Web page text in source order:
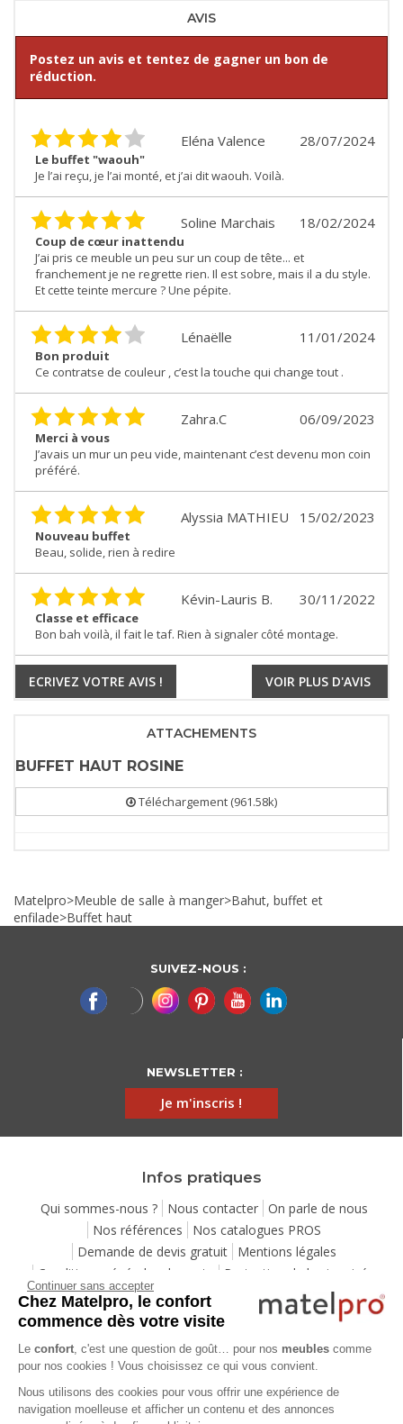
AVIS
Postez un avis et tentez de gagner un bon de
réduction.
28/07/2024
Eléna Valence
Le buffet "waouh"
Je l’ai reçu, je l’ai monté, et j’ai dit waouh. Voilà.
18/02/2024
Soline Marchais
Coup de cœur inattendu
J’ai pris ce meuble un peu sur un coup de tête... et
franchement je ne regrette rien. Il est sobre, mais il a du style.
Et cette teinte mercure ? Une pépite.
11/01/2024
Lénaëlle
Bon produit
Ce contratse de couleur , c’est la touche qui change tout .
06/09/2023
Zahra.C
Merci à vous
J’avais un mur un peu vide, maintenant c’est devenu mon coin
préféré.
15/02/2023
Alyssia MATHIEU
Nouveau buffet
Beau, solide, rien à redire
30/11/2022
Kévin-Lauris B.
Classe et efficace
Bon bah voilà, il fait le taf. Rien à signaler côté montage.
ECRIVEZ VOTRE AVIS ! VOIR PLUS D'AVIS
ATTACHEMENTS
BUFFET HAUT ROSINE
Téléchargement (961.58k)
Matelpro>Meuble de salle à manger>Bahut, buffet et
enfilade>Buffet haut
SUIVEZ-NOUS :
NEWSLETTER :
Je m'inscris !
Infos pratiques
Qui sommes-nous ? Nous contacter
On parle de nous
Nos références
Nos catalogues PROS
Demande de devis gratuit
Mentions légales
Conditions générales de vente
Protection de la vie privée
Gestion des cookies Utilisation de l'IA
Eco-participation
Programme de fidélité
Pack Sérénité
Cartes cadeaux
Aide
Continuer sans accepter
Chez Matelpro, le confort
commence dès votre visite
Le confort, c'est une question de goût… pour nos meubles comme
pour nos cookies ! Vous choisissez ce qui vous convient.
Nous utilisons des cookies pour vous offrir une expérience de
navigation moelleuse et afficher un contenu et des annonces